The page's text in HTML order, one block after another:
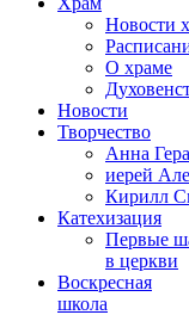
Новости
О храме
Новости
Творчество
Анна
иерей
Кирилл
Катехизация
Первые
в церкви
Воскресная
школа